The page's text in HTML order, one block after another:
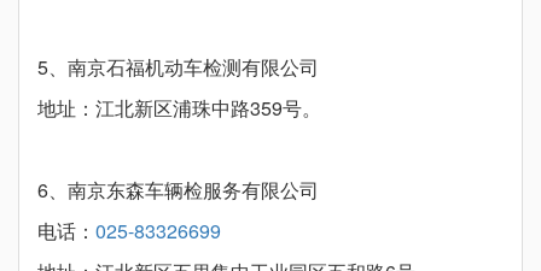
5、南京石福机动车检测有限公司
地址：江北新区浦珠中路359号。
6、南京东森车辆检服务有限公司
电话： 025-83326699